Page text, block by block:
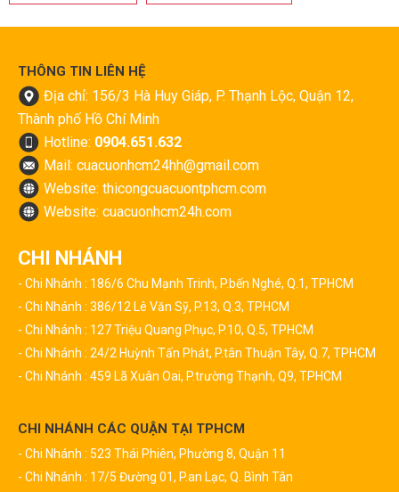
THÔNG TIN LIÊN HỆ
Địa chỉ: 156/3 Hà Huy Giáp, P. Thạnh Lộc, Quận 12,
Thành phố Hồ Chí Minh
Hotline: 0904.651.632
Mail: cuacuonhcm24hh@gmail.com
Website: thicongcuacuontphcm.com
Website: cuacuonhcm24h.com
CHI NHÁNH
- Chi Nhánh : 186/6 Chu Mạnh Trinh, P.bến Nghé, Q.1, TPHCM
- Chi Nhánh : 386/12 Lê Văn Sỹ, P.13, Q.3, TPHCM
- Chi Nhánh : 127 Triệu Quang Phục, P.10, Q.5, TPHCM
- Chi Nhánh : 24/2 Huỳnh Tấn Phát, P.tân Thuận Tây, Q.7, TPHCM
- Chi Nhánh : 459 Lã Xuân Oai, P.trường Thạnh, Q9, TPHCM
CHI NHÁNH CÁC QUẬN TẠI TPHCM
- Chi Nhánh : 523 Thái Phiên, Phường 8, Quận 11
- Chi Nhánh : 17/5 Đường 01, P.an Lạc, Q. Bình Tân